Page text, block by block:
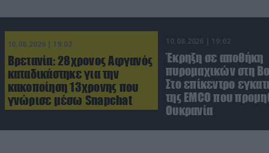
10.08.2026 | 19:02
Βρετανία: 28χρονος Αφγανός
καταδικάστηκε για την
κακοποίηση 13χρονης που
γνώρισε μέσω Snapchat
10.08.2026 | 19:02
Έκρηξη σε αποθήκη
πυρομαχικών στη
Στο επίκεντρο
της EMCO που
Ουκρανία